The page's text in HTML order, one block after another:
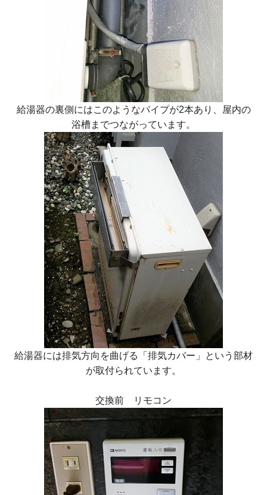
給湯器の裏側にはこのようなパイプが2本あり、屋内の
浴槽までつながっています。
給湯器には排気方向を曲げる「排気カバー」という部材
が取付られています。
交換前 リモコン